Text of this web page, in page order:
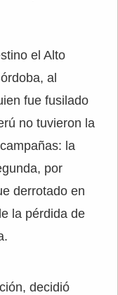
el Alto
al
fue fusilado
no tuvieron la
la
por
derrotado en
la pérdida de
decidió